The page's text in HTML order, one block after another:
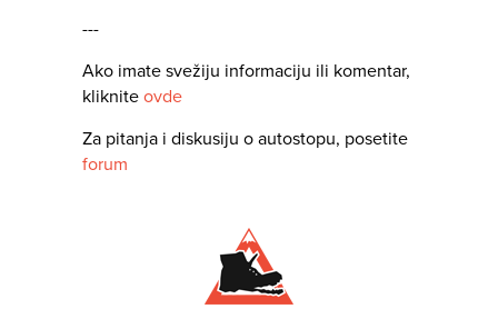
---
Ako imate svežiju informaciju ili komentar,
kliknite ovde
Za pitanja i diskusiju o autostopu, posetite
forum